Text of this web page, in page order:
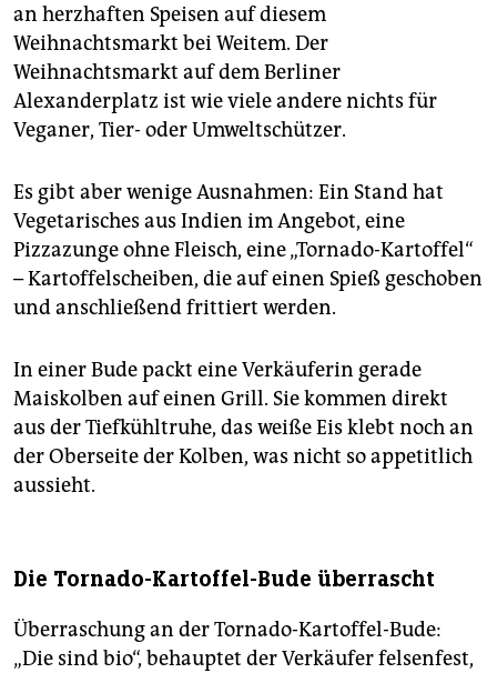
an herzhaften Speisen auf diesem
Weihnachtsmarkt bei Weitem. Der
Weihnachtsmarkt auf dem Berliner
Alexanderplatz ist wie viele andere nichts für
Veganer, Tier- oder Umweltschützer.
Es gibt aber wenige Ausnahmen: Ein Stand hat
Vegetarisches aus Indien im Angebot, eine
Pizzazunge ohne Fleisch, eine „Tornado-Kartoffel“
– Kartoffelscheiben, die auf einen Spieß geschoben
und anschließend frittiert werden.
In einer Bude packt eine Verkäuferin gerade
Maiskolben auf einen Grill. Sie kommen direkt
aus der Tiefkühltruhe, das weiße Eis klebt noch an
der Oberseite der Kolben, was nicht so appetitlich
aussieht.
Die Tornado-Kartoffel-Bude überrascht
Überraschung an der Tornado-Kartoffel-Bude:
„Die sind bio“, behauptet der Verkäufer felsenfest,